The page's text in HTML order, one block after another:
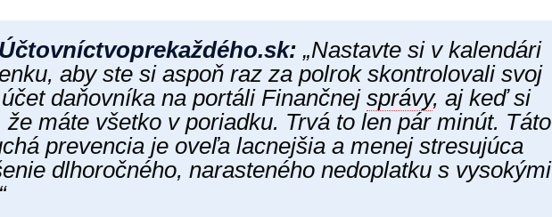
Účtovníctvoprekaždéh​o.sk: „Nastavte si v kalendári
aby ste si aspoň raz za polrok skontrolovali svoj
daňovníka na portáli Finančnej správy, aj keď si
máte všetko v poriadku. Trvá to len pár minút. Táto
prevencia je oveľa lacnejšia a menej stresujúca
dlhoročného, narasteného nedoplatku s vysokými